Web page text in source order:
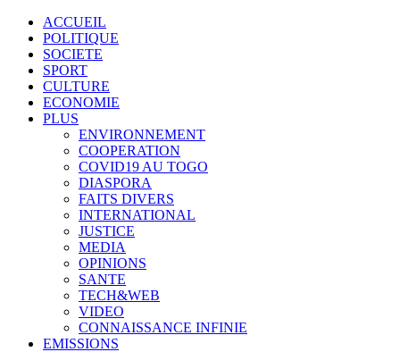
ACCUEIL
POLITIQUE
SOCIETE
SPORT
CULTURE
ECONOMIE
PLUS
ENVIRONNEMENT
COOPERATION
COVID19 AU TOGO
DIASPORA
FAITS DIVERS
INTERNATIONAL
JUSTICE
MEDIA
OPINIONS
SANTE
TECH&WEB
VIDEO
CONNAISSANCE INFINIE
EMISSIONS